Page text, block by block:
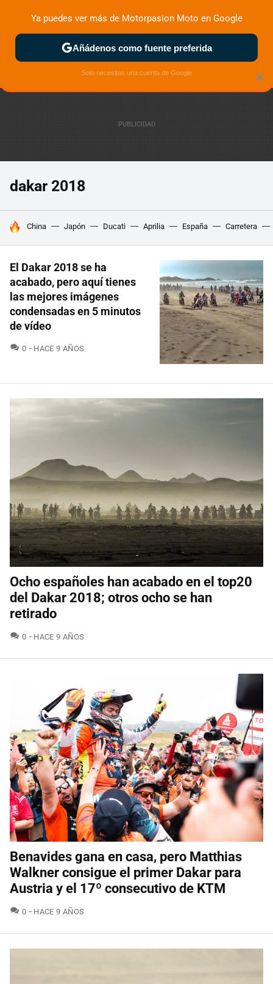
ZONA DE PRUEBAS DEPORTIVAS MOTOS ELÉCTRICAS
dakar 2018
HOY SE HABLA DE
China Japón Ducati Aprilia España Carretera
El Dakar 2018 se ha
acabado, pero aquí tienes
las mejores imágenes
condensadas en 5 minutos
de vídeo
0 COMENTARIOS
HACE 9 AÑOS
Ocho españoles han acabado en el top20
del Dakar 2018; otros ocho se han
retirado
0 COMENTARIOS
HACE 9 AÑOS
Benavides gana en casa, pero Matthias
Walkner consigue el primer Dakar para
Austria y el 17º consecutivo de KTM
0 COMENTARIOS
HACE 9 AÑOS
×
Ya puedes ver más de Motorpasion Moto en Google
Añádenos como fuente preferida
Solo necesitas una cuenta de Google